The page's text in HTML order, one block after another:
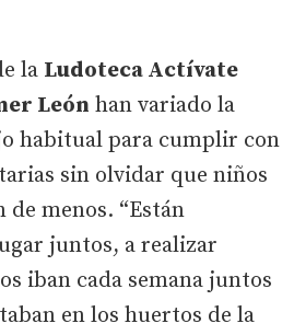
la Ludoteca Actívate
León han variado la
habitual para cumplir con
sin olvidar que niños
de menos. “Están
juntos, a realizar
iban cada semana juntos
en los huertos de la